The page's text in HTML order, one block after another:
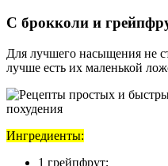
С брокколи и
Для лучшего насыщения не
лучше есть их маленькой
Ингредиенты:
1 грейпфрут;